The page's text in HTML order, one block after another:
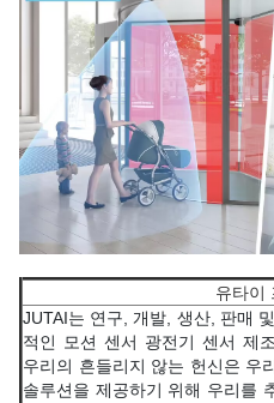
유타이
JUTAI는 연구, 개발, 생산, 판매
적인 모션 센서 광전기 센서 제
우리의 흔들리지 않는 헌신은 우
솔루션을 제공하기 위해 우리를